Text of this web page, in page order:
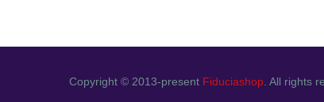
Copyright © 2013-present Fiduciashop . All rights